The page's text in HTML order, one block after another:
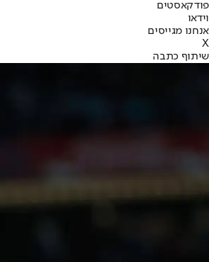
פודקאסטים
וידאו
אנחנו מגייסים
X
שיתוף כתבה